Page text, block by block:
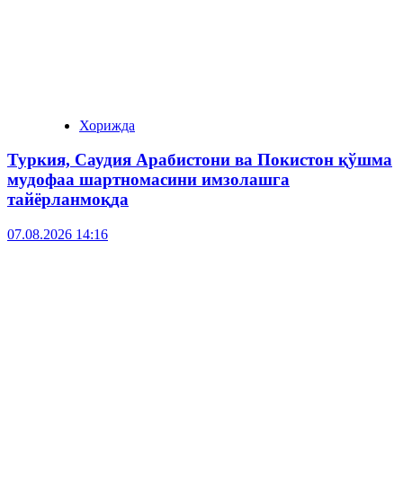
Хорижда
Туркия, Саудия Арабистони ва Покистон қўшма
мудофаа шартномасини имзолашга
тайёрланмоқда
07.08.2026 14:16